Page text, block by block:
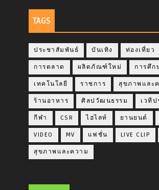
TAGS
ประชาสัมพันธ์ บันเทิง ท่องเที่ยว
การตลาด ผลิตภัณฑ์ใหม่ การศึก
เทคโนโลยี ราชการ สุขภาพและ
ร้านอาหาร ศิลปวัฒนธรรม เวทีป
กีฬา CSR ไฮไลท์ ยานยนต์
VIDEO MV แฟชั่น LIVE CLIP
สุขภาพและความ